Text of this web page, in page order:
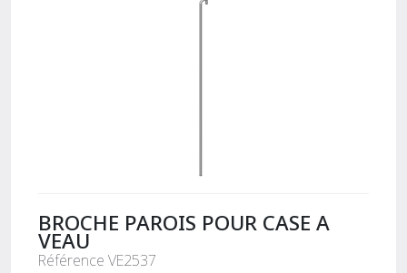
BROCHE PAROIS POUR CASE A
VEAU
Référence VE2537